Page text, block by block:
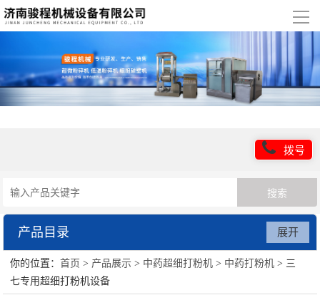
导
航
网站首页
关于我们
技术支持
联系我们
拨号
产品目录
超微粉碎机设备
展开
你的位置：首页 > 产品展示 > 中药超细打粉机 > 中药打粉机 > 三
七专用超细打粉机设备